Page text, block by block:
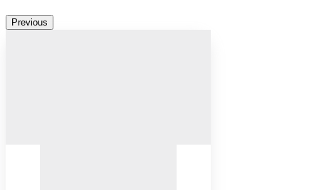
Previous